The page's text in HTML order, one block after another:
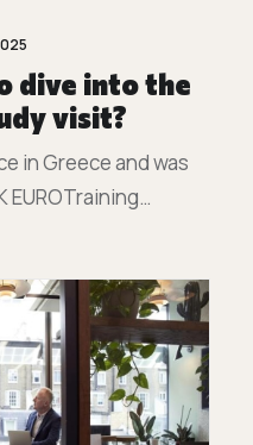
dive into the
visit?
in Greece and was
EUROTraining…